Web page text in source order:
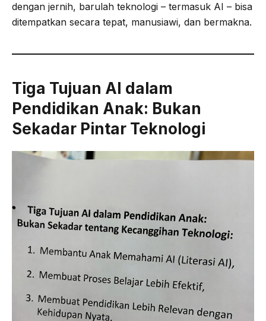
dengan jernih, barulah teknologi – termasuk AI – bisa
ditempatkan secara tepat, manusiawi, dan bermakna.
Tiga Tujuan AI dalam
Pendidikan Anak: Bukan
Sekadar Pintar Teknologi